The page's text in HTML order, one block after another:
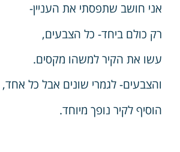
אני חושב שתפסתי את העניין-
רק כולם ביחד- כל הצבעים,
עשו את הקיר למשהו מקסים.
והצבעים- לגמרי שונים אבל כל אחד,
הוסיף לקיר נופך מיוחד.